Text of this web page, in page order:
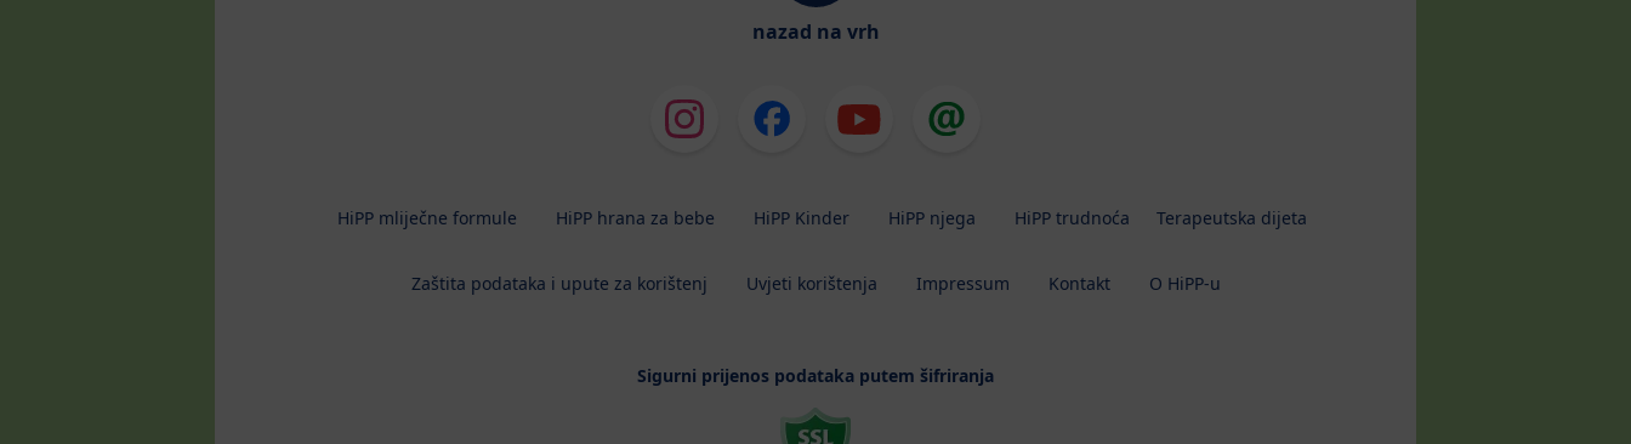
nazad na vrh
HiPP mliječne formule HiPP hrana za bebe HiPP Kinder HiPP njega HiPP trudnoća Terapeutska dijeta
Zaštita podataka i upute za korištenj Uvjeti korištenja Impressum Kontakt O HiPP-u
Sigurni prijenos podataka putem šifriranja